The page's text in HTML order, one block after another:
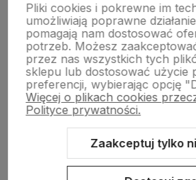
Obsługa hurtowa
Sklep internetowy Shoper Premium
Pliki cookies i pokrewne im
umożliwiają poprawne
pomagają nam dostosować
potrzeb. Możesz
przez nas wszystkich tych
sklepu lub dostosować użycie
preferencji, wybierając opcję
Więcej o plikach cookies
Polityce prywatności.
Zaakceptuj tylko